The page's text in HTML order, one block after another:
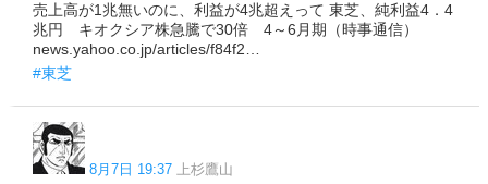
売上高が1兆無いのに、利益が4兆超えって 東芝、純利益4．4
兆円 キオクシア株急騰で30倍 4～6月期（時事通信）
news.yahoo.co.jp/articles/f84f2…
#東芝
8月7日 19:37 上杉鷹山